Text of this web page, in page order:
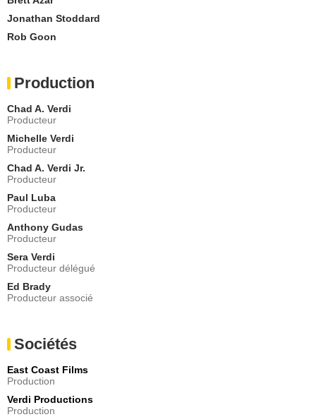
Jonathan Stoddard
Rob Goon
Production
Chad A. Verdi
Producteur
Michelle Verdi
Producteur
Chad A. Verdi Jr.
Producteur
Paul Luba
Producteur
Anthony Gudas
Producteur
Sera Verdi
Producteur délégué
Ed Brady
Producteur associé
Sociétés
East Coast Films
Production
Verdi Productions
Production